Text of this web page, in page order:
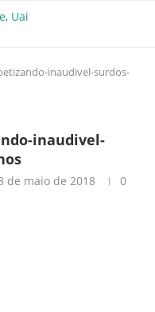
inaudivel-surdos-
inaudivel-
de maio de 2018
0